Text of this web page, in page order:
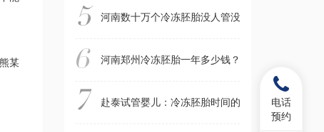
某
河南数十万个冷冻胚胎没人管没人问，超期冷冻
河南郑州冷冻胚胎一年多少钱？什么样的患者需要
赴泰试管婴儿：冷冻胚胎时间的长短影响移植成
电话
预约